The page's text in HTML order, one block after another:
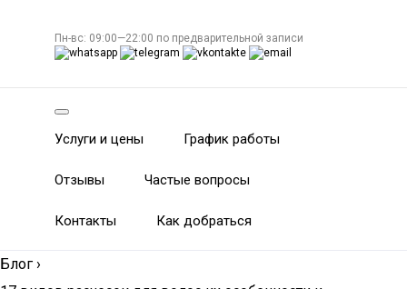
Пн-вс: 09:00—22:00 по предварительной записи
Услуги и цены График работы
Отзывы Частые вопросы
Контакты Как добраться
Блог ›